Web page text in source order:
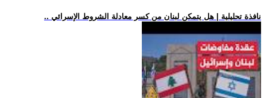
.. نافذة تحليلية | هل يتمكن لبنان من كسر معادلة الشروط الإسرائي